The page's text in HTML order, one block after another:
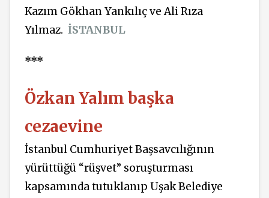
Kazım Gökhan Yankılıç ve Ali Rıza
Yılmaz. İSTANBUL
***
Özkan Yalım başka
cezaevine
İstanbul Cumhuriyet Başsavcılığının
yürüttüğü “rüşvet” soruşturması
kapsamında tutuklanıp Uşak Belediye